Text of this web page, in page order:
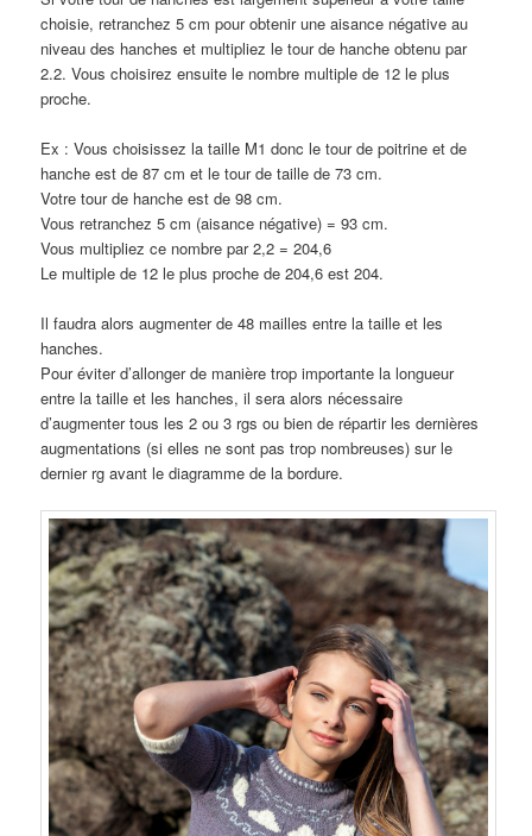
choisie, retranchez 5 cm pour obtenir une aisance négative au
niveau des hanches et multipliez le tour de hanche obtenu par
2.2. Vous choisirez ensuite le nombre multiple de 12 le plus
proche.
Ex : Vous choisissez la taille M1 donc le tour de poitrine et de
hanche est de 87 cm et le tour de taille de 73 cm.
Votre tour de hanche est de 98 cm.
Vous retranchez 5 cm (aisance négative) = 93 cm.
Vous multipliez ce nombre par 2,2 = 204,6
Le multiple de 12 le plus proche de 204,6 est 204.
Il faudra alors augmenter de 48 mailles entre la taille et les
hanches.
Pour éviter d’allonger de manière trop importante la longueur
entre la taille et les hanches, il sera alors nécessaire
d’augmenter tous les 2 ou 3 rgs ou bien de répartir les dernières
augmentations (si elles ne sont pas trop nombreuses) sur le
dernier rg avant le diagramme de la bordure.